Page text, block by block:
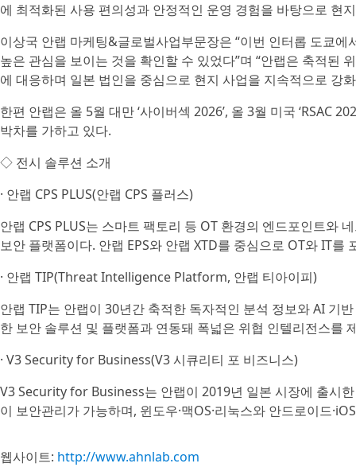
에 최적화된 사용 편의성과 안정적인 운영 경험을 바탕으로 현
이상국 안랩 마케팅&글로벌사업부문장은 “이번 인터롭 도쿄
높은 관심을 보이는 것을 확인할 수 있었다”며 “안랩은 축적된
에 대응하며 일본 법인을 중심으로 현지 사업을 지속적으로 강
한편 안랩은 올 5월 대만 ‘사이버섹 2026’, 올 3월 미국 ‘RSAC
박차를 가하고 있다.
◇ 전시 솔루션 소개
· 안랩 CPS PLUS(안랩 CPS 플러스)
안랩 CPS PLUS는 스마트 팩토리 등 OT 환경의 엔드포인트와
보안 플랫폼이다. 안랩 EPS와 안랩 XTD를 중심으로 OT와 IT를
· 안랩 TIP(Threat Intelligence Platform, 안랩 티아이피)
안랩 TIP는 안랩이 30년간 축적한 독자적인 분석 정보와 AI 기
한 보안 솔루션 및 플랫폼과 연동돼 폭넓은 위협 인텔리전스를
· V3 Security for Business(V3 시큐리티 포 비즈니스)
V3 Security for Business는 안랩이 2019년 일본 시장에 출시
이 보안관리가 가능하며, 윈도우·맥OS·리눅스와 안드로이드
웹사이트: http://www.ahnlab.com